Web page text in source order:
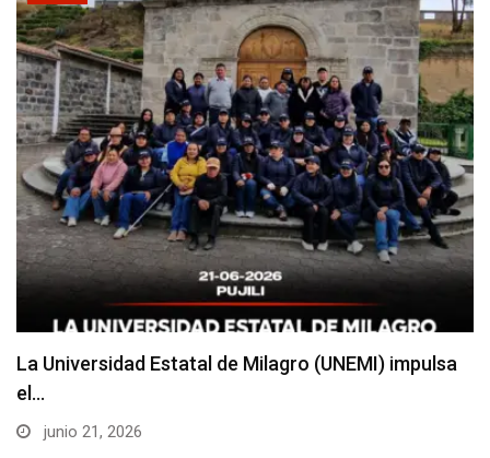
La Universidad Estatal de Milagro (UNEMI) impulsa
el…
junio 21, 2026